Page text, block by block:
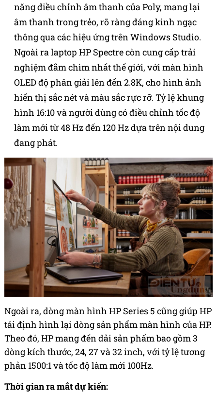
năng điều chỉnh âm thanh của Poly, mang lại
âm thanh trong trẻo, rõ ràng đáng kinh ngạc
thông qua các hiệu ứng trên Windows Studio.
Ngoài ra laptop HP Spectre còn cung cấp trải
nghiệm đắm chìm nhất thế giới, với màn hình
OLED độ phân giải lên đến 2.8K, cho hình ảnh
hiển thị sắc nét và màu sắc rực rỡ. Tỷ lệ khung
hình 16:10 và người dùng có điều chỉnh tốc độ
làm mới từ 48 Hz đến 120 Hz dựa trên nội dung
đang phát.
Ngoài ra, dòng màn hình HP Series 5 cũng giúp HP
tái định hình lại dòng sản phẩm màn hình của HP.
Theo đó, HP mang đến dải sản phẩm bao gồm 3
dòng kích thước, 24, 27 và 32 inch, với tỷ lệ tương
phản 1500:1 và tốc độ làm mới 100Hz.
Thời gian ra mắt dự kiến: